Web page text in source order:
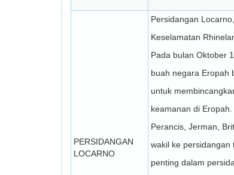
PERSIDANGAN
LOCARNO
Persidangan
Keselamatan
Pada bulan Oktober
buah negara Eropah
untuk
keamanan di
Perancis, Jerman,
wakil ke persidangan
penting dalam